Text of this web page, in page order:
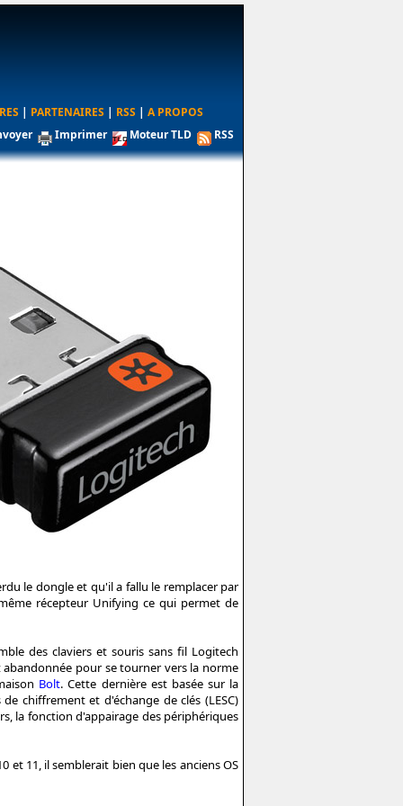
| PARTENAIRES | RSS | A PROPOS
Imprimer Moteur TLD RSS
le dongle et qu'il a fallu le remplacer par
récepteur Unifying ce qui permet de
des claviers et souris sans fil Logitech
pour se tourner vers la norme
Bolt. Cette dernière est basée sur la
chiffrement et d'échange de clés (LESC)
la fonction d'appairage des périphériques
11, il semblerait bien que les anciens OS